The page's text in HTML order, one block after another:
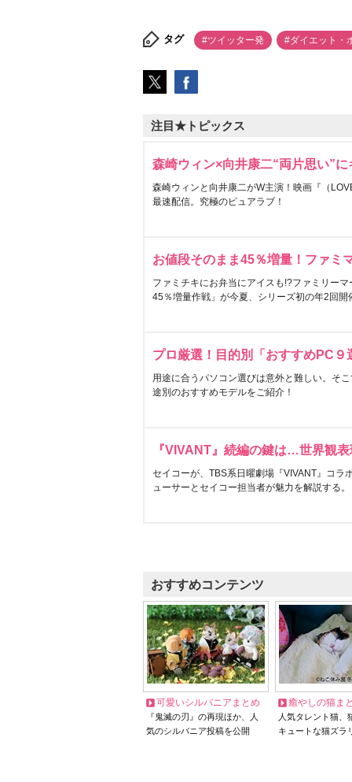
タグ #ツイッター発 #ダイエット・
注目★トピックス
森崎ウィン×向井康二“両片思い”
森崎ウィンと向井康二がW主演！映画『（
最速配信。究極のピュアラブ！
お値段そのまま45％増量！ファミ
ファミチキにお弁当にアイスも!?ファミリー
45％増量作戦」が今夏、シリーズ初の年2回開
プロ厳選！目的別「おすすめPC９
用途に合うパソコン選びは意外と難しい。そ
途別のおすすめモデルをご紹介！
『VIVANT』続編の鍵は…世界観
セイコーが、TBS系日曜劇場『VIVANT』コラ
ューサーとセイコー担当者が魅力を解説する。
おすすめコンテンツ
可愛いシルバニアまとめ
『鬼滅の刃』の再現ほか、人
気のシルバニア投稿を公開
癒やしの猫ま
人気タレント猫
キュートな猫ズラ